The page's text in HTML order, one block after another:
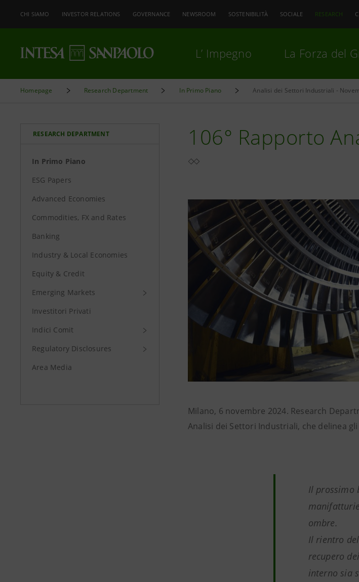
CHI SIAMO INVESTOR RELATIONS GOVERNANCE NEWSROOM SOSTENIBILITÀ SOCIALE RESEARCH
L’ Impegno La Forza del
Homepage Research Department In Primo Piano Analisi dei Settori Industriali -
RESEARCH DEPARTMENT
In Primo Piano
ESG Papers
Advanced Economies
Commodities, FX and Rates
Banking
Industry & Local Economies
Equity & Credit
Emerging Markets
Investitori Privati
Indici Comit
Regulatory Disclosures
Area Media
106° Rapporto
Milano, 6 novembre 2024. Research
Analisi dei Settori Industriali, che delinea gli
Il prossimo
ombre.
Il rientro
recupero
interno sia